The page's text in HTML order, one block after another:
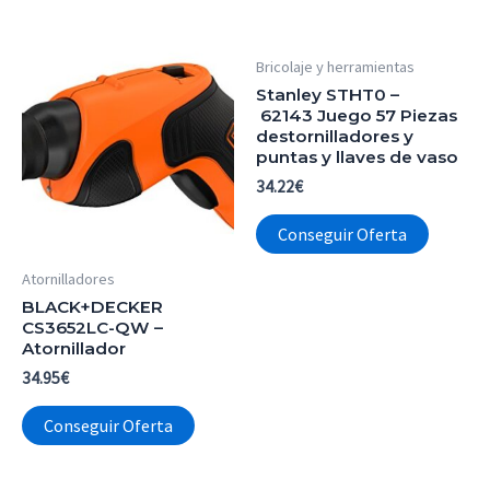
Atornilladores
BLACK+DECKER
CS3652LC-QW –
Atornillador
34.95€
Conseguir Oferta
Bricolaje y herramientas
Stanley STHT0 –
62143 Juego 57 Piezas
destornilladores y
puntas y llaves de vaso
34.22€
Conseguir Oferta